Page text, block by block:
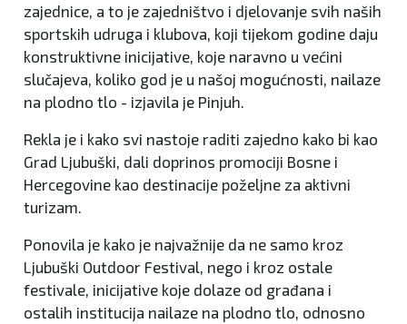
zajednice, a to je zajedništvo i djelovanje svih naših
sportskih udruga i klubova, koji tijekom godine daju
konstruktivne inicijative, koje naravno u većini
slučajeva, koliko god je u našoj mogućnosti, nailaze
na plodno tlo - izjavila je Pinjuh.
Rekla je i kako svi nastoje raditi zajedno kako bi kao
Grad Ljubuški, dali doprinos promociji Bosne i
Hercegovine kao destinacije poželjne za aktivni
turizam.
Ponovila je kako je najvažnije da ne samo kroz
Ljubuški Outdoor Festival, nego i kroz ostale
festivale, inicijative koje dolaze od građana i
ostalih institucija nailaze na plodno tlo, odnosno